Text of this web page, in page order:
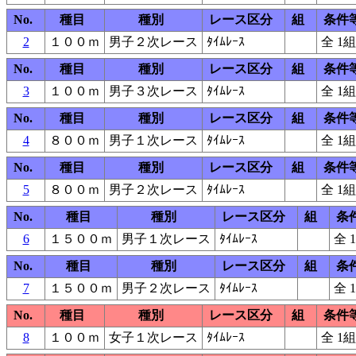
No.
種目 種別 レース区分 組
条件
2
１００ｍ 男子２次レース ﾀｲﾑﾚｰｽ
全 1組
No.
種目 種別 レース区分 組
条件
3
１００ｍ 男子３次レース ﾀｲﾑﾚｰｽ
全 1組
No.
種目 種別 レース区分 組
条件
4
８００ｍ 男子１次レース ﾀｲﾑﾚｰｽ
全 1組
No.
種目 種別 レース区分 組
条件
5
８００ｍ 男子２次レース ﾀｲﾑﾚｰｽ
全 1組
No.
種目 種別 レース区分 組
条
6
１５００ｍ 男子１次レース ﾀｲﾑﾚｰｽ
全
No.
種目 種別 レース区分 組
条
7
１５００ｍ 男子２次レース ﾀｲﾑﾚｰｽ
全
No.
種目 種別 レース区分 組
条件
8
１００ｍ 女子１次レース ﾀｲﾑﾚｰｽ
全 1組